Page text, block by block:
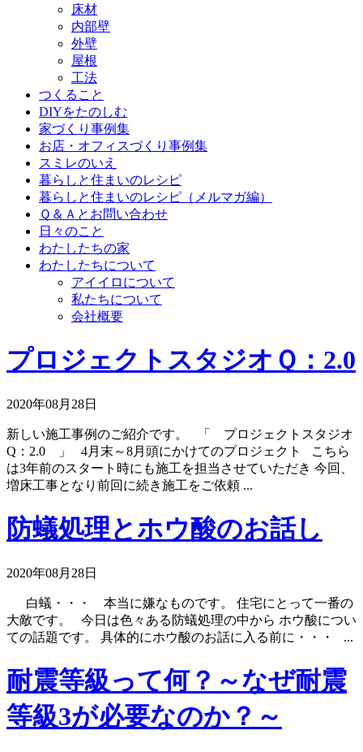
床材
内部壁
外壁
屋根
工法
つくること
DIYをたのしむ
家づくり事例集
お店・オフィスづくり事例集
スミレのいえ
暮らしと住まいのレシピ
暮らしと住まいのレシピ（メルマガ編）
Ｑ＆Ａとお問い合わせ
日々のこと
わたしたちの家
わたしたちについて
アイイロについて
私たちについて
会社概要
プロジェクトスタジオＱ：2.0
2020年08月28日
新しい施工事例のご紹介です。 「 プロジェクトスタジオ
Q：2.0 」 4月末～8月頭にかけてのプロジェクト こちら
は3年前のスタート時にも施工を担当させていただき 今回、
増床工事となり前回に続き施工をご依頼 ...
防蟻処理とホウ酸のお話し
2020年08月28日
白蟻・・・ 本当に嫌なものです。 住宅にとって一番の
大敵です。 今日は色々ある防蟻処理の中から ホウ酸につい
ての話題です。 具体的にホウ酸のお話に入る前に・・・ ...
耐震等級って何？～なぜ耐震
等級3が必要なのか？～